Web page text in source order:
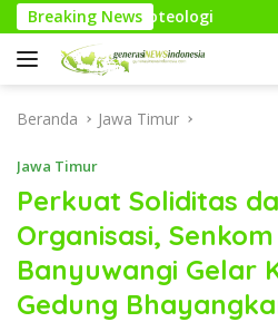
Langsung
ke
konten
Breaking NewsSambut HUT Kodam
Beranda Jawa Timur
Jawa Timur
Perkuat Soliditas
Organisasi,
Banyuwangi Gelar
Gedung